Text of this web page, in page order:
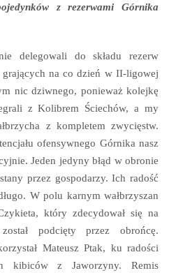
z rezerwami Górnika
delegowali do składu rezerw
na co dzień w II-ligowej
nic dziwnego, ponieważ kolejkę
z Kolibrem Ściechów, a my
z kompletem zwycięstw.
ofensywnego Górnika nasz
Jeden jedyny błąd w obronie
przez gospodarzy. Ich radość
W polu karnym wałbrzyszan
który zdecydował się na
podcięty przez obrońcę.
Mateusz Ptak, ku radości
kibiców z Jaworzyny. Remis